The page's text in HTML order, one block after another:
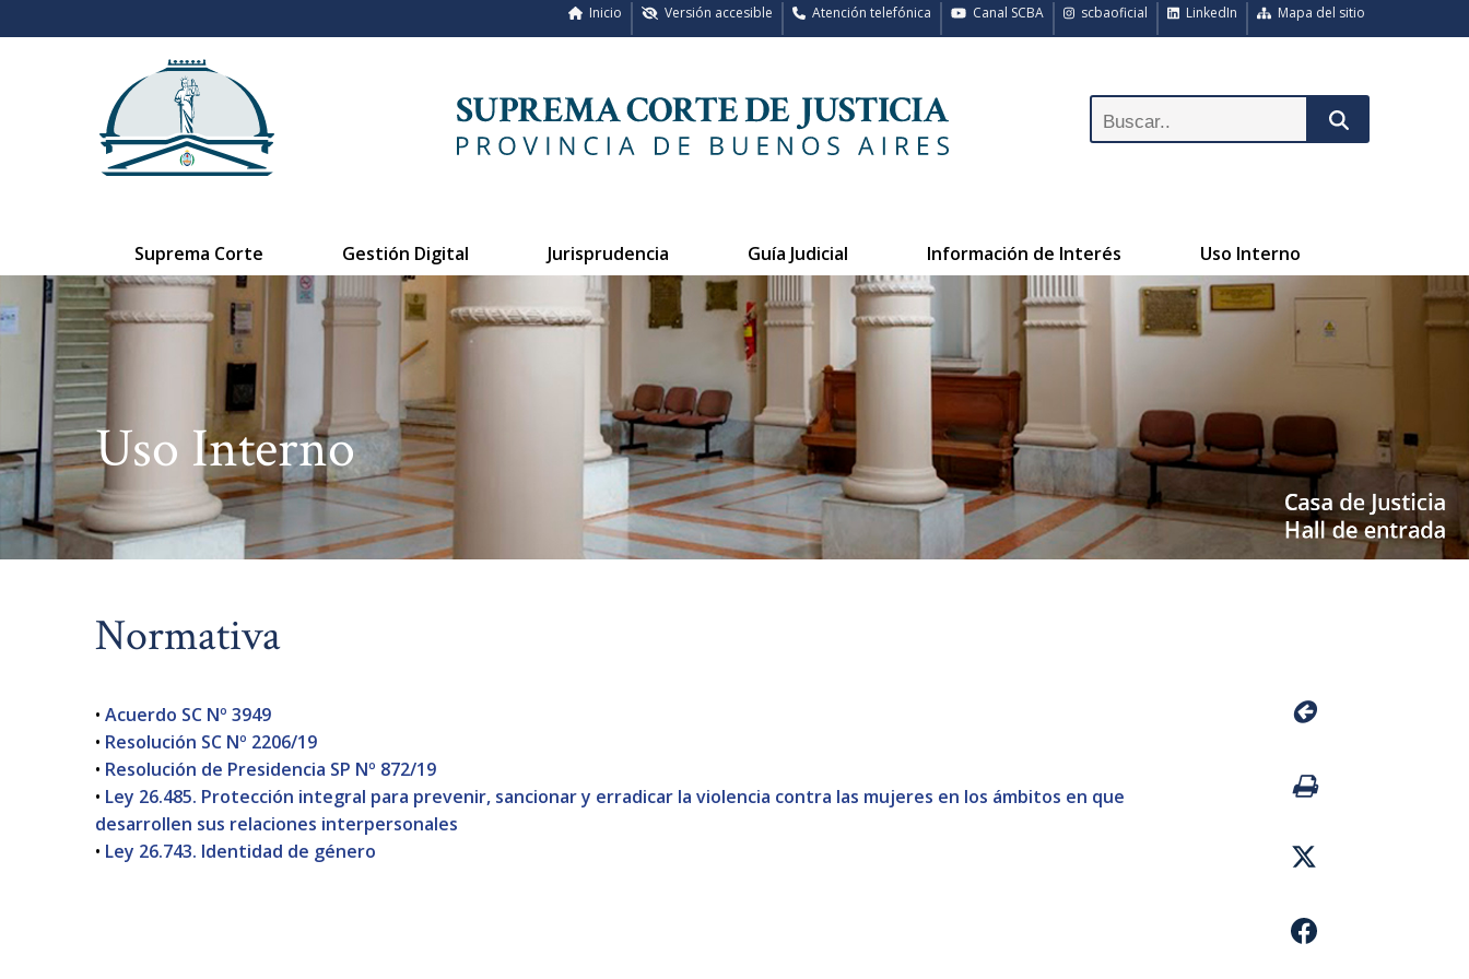
Mapa del sitio
LinkedIn
scbaoficial
Canal SCBA
Atención telefónica
Versión accesible
Inicio
Suprema Corte Gestión Digital Jurisprudencia Guía Judicial Información de Interés Uso Interno
Uso Interno
Normativa
• Acuerdo SC Nº 3949
• Resolución SC Nº 2206/19
• Resolución de Presidencia SP Nº 872/19
• Ley 26.485. Protección integral para prevenir, sancionar y erradicar la violencia contra las mujeres en los ámbitos en que
desarrollen sus relaciones interpersonales
• Ley 26.743. Identidad de género